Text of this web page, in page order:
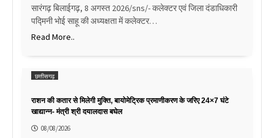
सारंगढ़ बिलाईगढ़, 8 अगस्त 2026/sns/- कलेक्टर एवं जिला दंडाधिकारी
पद्मिनी भोई साहू की अध्यक्षता में कलेक्टर…
Read More..
छत्तीसगढ़
राशन की कतार से मिलेगी मुक्ति, बायोमेट्रिक प्रमाणीकरण के जरिए 24×7 घंटे
खाद्यान्न- मंत्री श्री दयालदास बघेल
08/08/2026